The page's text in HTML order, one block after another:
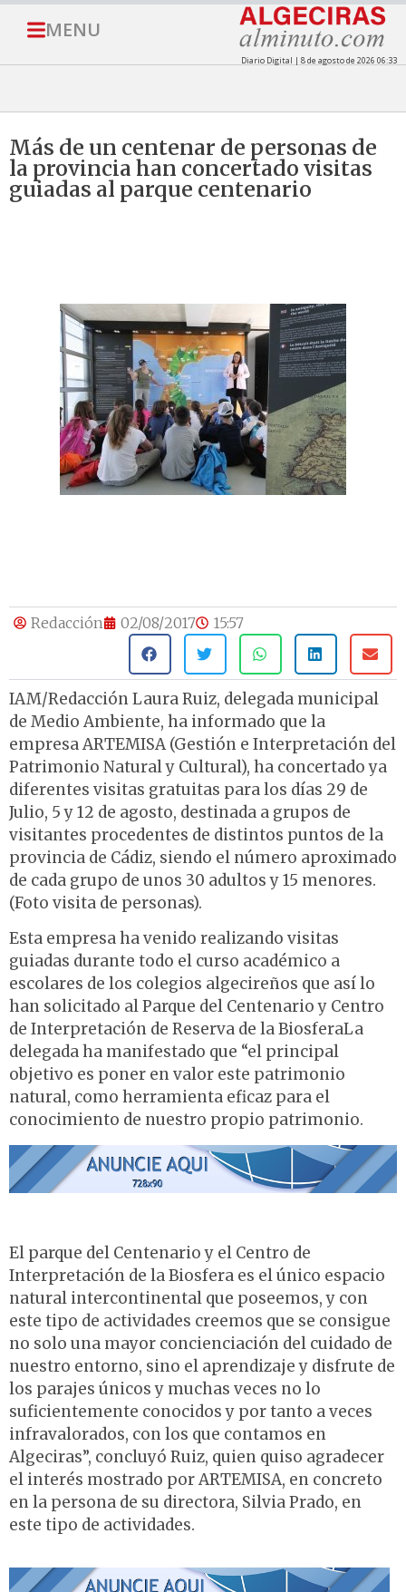
MENU
Diario Digital | 8 de agosto de 2026 06:33
Más de un centenar de personas de
la provincia han concertado visitas
guiadas al parque centenario
Redacción 02/08/2017 15:57
IAM/Redacción Laura Ruiz, delegada municipal
de Medio Ambiente, ha informado que la
empresa ARTEMISA (Gestión e Interpretación del
Patrimonio Natural y Cultural), ha concertado ya
diferentes visitas gratuitas para los días 29 de
Julio, 5 y 12 de agosto, destinada a grupos de
visitantes procedentes de distintos puntos de la
provincia de Cádiz, siendo el número aproximado
de cada grupo de unos 30 adultos y 15 menores.
(Foto visita de personas).
Esta empresa ha venido realizando visitas
guiadas durante todo el curso académico a
escolares de los colegios algecireños que así lo
han solicitado al Parque del Centenario y Centro
de Interpretación de Reserva de la BiosferaLa
delegada ha manifestado que “el principal
objetivo es poner en valor este patrimonio
natural, como herramienta eficaz para el
conocimiento de nuestro propio patrimonio.
El parque del Centenario y el Centro de
Interpretación de la Biosfera es el único espacio
natural intercontinental que poseemos, y con
este tipo de actividades creemos que se consigue
no solo una mayor concienciación del cuidado de
nuestro entorno, sino el aprendizaje y disfrute de
los parajes únicos y muchas veces no lo
suficientemente conocidos y por tanto a veces
infravalorados, con los que contamos en
Algeciras”, concluyó Ruiz, quien quiso agradecer
el interés mostrado por ARTEMISA, en concreto
en la persona de su directora, Silvia Prado, en
este tipo de actividades.